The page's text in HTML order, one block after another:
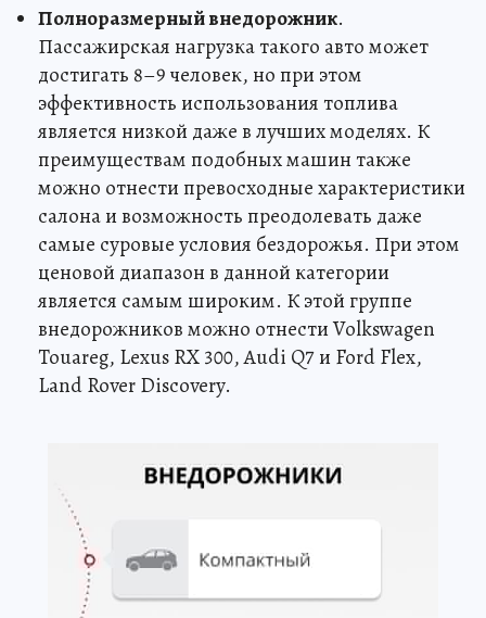
Полноразмерный внедорожник.
Пассажирская нагрузка такого авто может
достигать 8–9 человек, но при этом
эффективность использования топлива
является низкой даже в лучших моделях. К
преимуществам подобных машин также
можно отнести превосходные характеристики
салона и возможность преодолевать даже
самые суровые условия бездорожья. При этом
ценовой диапазон в данной категории
является самым широким. К этой группе
внедорожников можно отнести Volkswagen
Touareg, Lexus RX 300, Audi Q7 и Ford Flex,
Land Rover Discovery.